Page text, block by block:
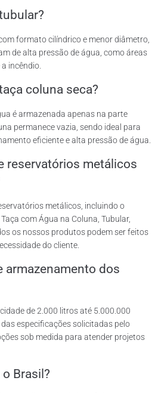
formato cilíndrico e menor diâmetro,
de alta pressão de água, como áreas
incêndio.
coluna seca?
é armazenada apenas na parte
permanece vazia, sendo ideal para
eficiente e alta pressão de água.
reservatórios metálicos
metálicos, incluindo o
com Água na Coluna, Tubular,
os nossos produtos podem ser feitos
do cliente.
armazenamento dos
de 2.000 litros até 5.000.000
especificações solicitadas pelo
sob medida para atender projetos
Brasil?